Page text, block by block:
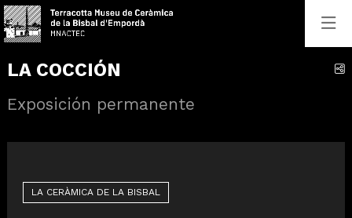
LA COCCIÓN
Exposición permanente
LA CERÀMICA DE LA BISBAL